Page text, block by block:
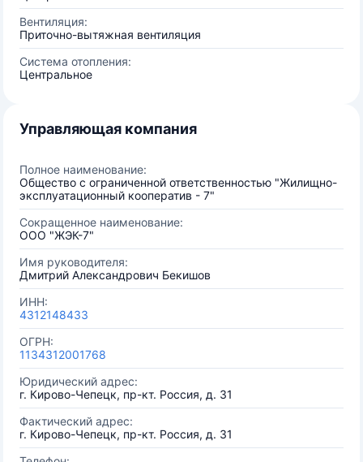
Вентиляция:
Приточно-вытяжная вентиляция
Система отопления:
Центральное
Управляющая компания
Полное наименование:
Общество с ограниченной ответственностью "Жилищно-
эксплуатационный кооператив - 7"
Сокращенное наименование:
ООО "ЖЭК-7"
Имя руководителя:
Дмитрий Александрович Бекишов
ИНН:
4312148433
ОГРН:
1134312001768
Юридический адрес:
г. Кирово-Чепецк, пр-кт. Россия, д. 31
Фактический адрес:
г. Кирово-Чепецк, пр-кт. Россия, д. 31